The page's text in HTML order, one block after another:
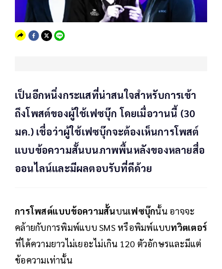
เป็นอีกหนึ่งกระแสที่น่าสนใจสำหรับการเข้า
ถึงโพสต์ของผู้ใช้เฟซบุ๊ก โดยเมื่อวานนี้ (30
มค.) เชื่อว่าผู้ใช้เฟซบุ๊กจะต้องเห็นการโพสต์
แบบข้อความสั้นบนภาพพื้นหลังของหลายสื่อ
ออนไลน์และมีผลตอบรับที่ดีด้วย
การโพสต์แบบข้อความสั้นบนเฟซบุ๊กนั้น อาจจะ
คล้ายกับการพิมพ์แบบ SMS หรือพิมพ์แบบทวิตเตอร์
ที่ได้ความยาวไม่เยอะไม่เกิน 120 ตัวอักษรและมีแต่
ข้อความเท่านั้น